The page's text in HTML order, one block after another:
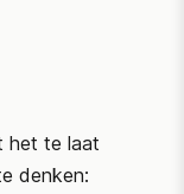
het te laat
denken: